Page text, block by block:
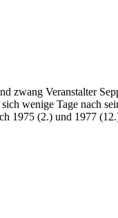
zwang Veranstalter
wenige Tage nach
1975 (2.) und 1977